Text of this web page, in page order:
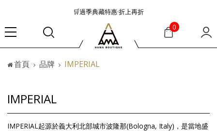
🛒過季典藏特惠·折上再折
👜大容量包款美學從不只是收納
『折扣』降臨，將時髦夏季全部收藏
🟤「萬元初」入手HEREU小眾靜奢品牌包款
🟤TODS的義大利經典美學超越了短暫流行
🟤「萬元初」入手HEREU小眾靜奢品牌包款
0
首頁 品牌 IMPERIAL
IMPERIAL
IMPERIAL起源於義大利北部城市波隆那(Bologna, Italy)，是當地盛